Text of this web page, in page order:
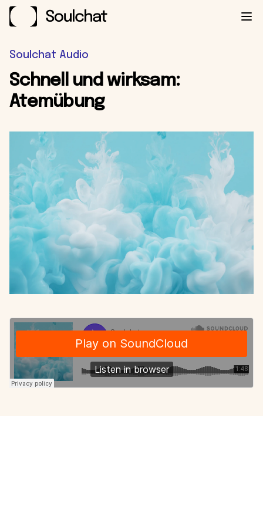
Soulchat Audio
Schnell und wirksam:
Atemübung